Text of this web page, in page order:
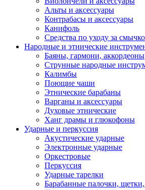
Альты и аксессуары
Контрабасы и аксессуары
Канифоль
Средства по уходу за
Народные и этнические
Баяны, гармони, аккордеоны
Струнные народные
Калимбы
Поющие чаши
Этнические барабаны
Варганы и аксессуары
Духовые этнические
Ханг драмы и глюкофоны
Ударные и перкуссия
Акустические ударные
Электронные ударные
Оркестровые
Перкуссия
Ударные тарелки
Барабанные палочки,